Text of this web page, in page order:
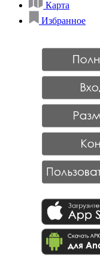
Карта
Избранное